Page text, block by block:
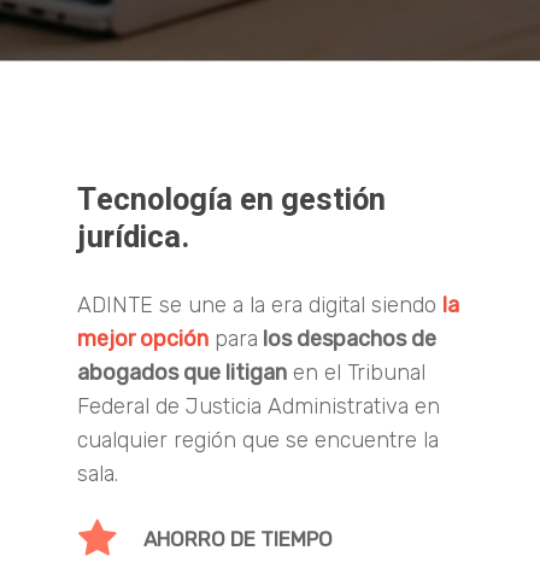
Tecnología en gestión
jurídica.
ADINTE se une a la era digital siendo la
mejor opción para los despachos de
abogados que litigan en el Tribunal
Federal de Justicia Administrativa en
cualquier región que se encuentre la
sala.
AHORRO DE TIEMPO